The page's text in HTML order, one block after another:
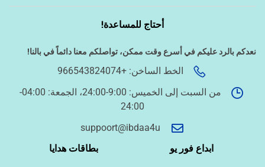
أحتاج للمساعدة!
نعدكم بالرد عليكم في أسرع وقت ممكن، تواصلكم معنا دائماً في بالنا!
الخط الساخن: +966543824074
من السبت إلى الخميس: 9:00-24:00، الجمعة: 04:00-
24:00
suppoort@ibdaa4u
ابداع فور يو بطاقات هدايا
دراسة الجدوى وخطط المشاريع
الخدمات الإلكترونية الحكومية